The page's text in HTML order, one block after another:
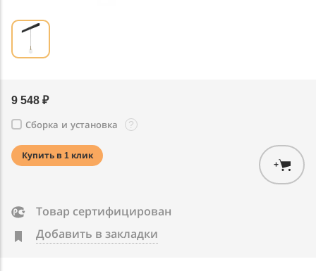
9 548 ₽
Сборка и установка ?
+
Купить в 1 клик
Товар сертифицирован
Добавить в закладки